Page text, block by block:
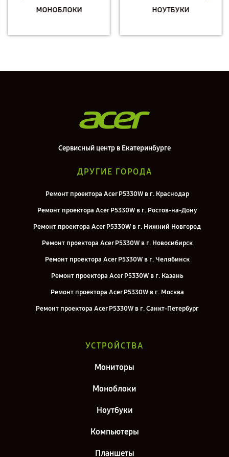
МОНОБЛОКИ НОУТБУКИ
Сервисный центр в Екатеринбурге
ДРУГИЕ ГОРОДА
Ремонт проектора Acer P5330W в г. Краснодар
Ремонт проектора Acer P5330W в г. Ростов-на-Дону
Ремонт проектора Acer P5330W в г. Нижний Новгород
Ремонт проектора Acer P5330W в г. Новосибирск
Ремонт проектора Acer P5330W в г. Челябинск
Ремонт проектора Acer P5330W в г. Казань
Ремонт проектора Acer P5330W в г. Москва
Ремонт проектора Acer P5330W в г. Санкт-Петербург
УСТРОЙСТВА
Мониторы
Моноблоки
Ноутбуки
Компьютеры
Планшеты